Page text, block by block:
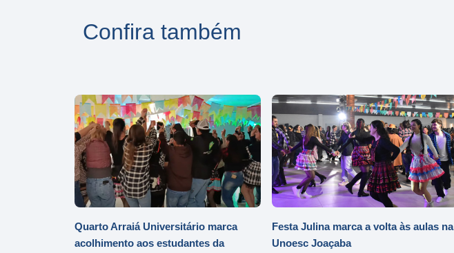
Confira também
Quarto Arraiá Universitário marca
acolhimento aos estudantes da
Festa Julina marca a volta às aulas na
Unoesc Joaçaba